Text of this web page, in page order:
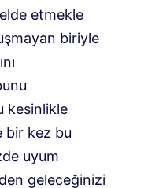
etmekle
biriyle
kesinlikle
bir kez bu
uyum
geleceğinizi